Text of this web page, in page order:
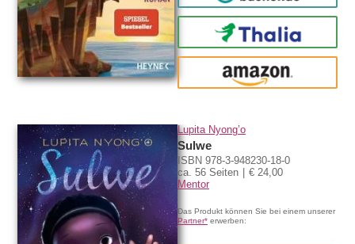
Thalia
amazon
Lupita Nyong’o
Sulwe
ISBN 978-3-948230-18-0
ca. 56 Seiten
€ 24,00
Mentor
Das Produkt können Sie bei einem unserer
Partner* erwerben: